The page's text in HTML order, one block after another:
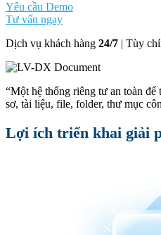
Yêu cầu Demo
Tư vấn ngay
Dịch vụ khách hàng 24/7 | Tùy
“Một hệ thống riêng tư an toàn để
sơ, tài liệu, file, folder, thư mục
Lợi ích triển khai giải